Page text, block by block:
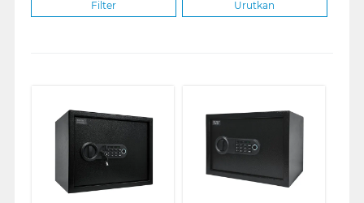
Filter Urutkan